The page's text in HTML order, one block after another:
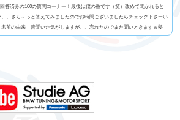
答済みの100の質問コーナー！最後は僕の番です（笑）改めて聞かれると
、さら～っと答えてみましたのでお時間ございましたらチェック下さーい
前の由来 昔聞いた気がしますが、、忘れたのでまた聞いときますｗ髪